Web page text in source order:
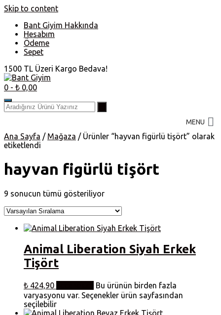
Skip to content
Bant Giyim Hakkında
Hesabım
Ödeme
Sepet
1500 TL Üzeri Kargo Bedava!
0 - ₺ 0,00
MENU
Ana Sayfa / Mağaza / Ürünler “hayvan figürlü tişört” olarak
etiketlendi
hayvan figürlü tişört
9 sonucun tümü gösteriliyor
Animal Liberation Siyah Erkek
Tişört
₺ 424,90
Bu ürünün birden fazla
varyasyonu var. Seçenekler ürün sayfasından
seçilebilir